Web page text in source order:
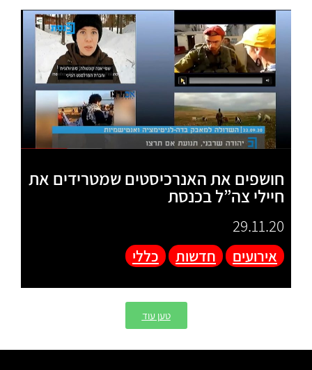
חושפים את האנרכיסטים שמטרידים את
חיילי צה”ל בכנסת
29.11.20
אירועים חדשות כללי
טען עוד